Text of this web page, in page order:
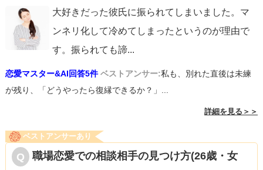
大好きだった彼氏に振られてしまいました。マ
ンネリ化して冷めてしまったというのが理由で
す。振られても諦...
恋愛マスター&AI回答5件 ベストアンサー:私も、別れた直後は未練
が残り、「どうやったら復縁できるか？」...
詳細を見る＞＞
ベストアンサーあり
職場恋愛での相談相手の見つけ方(26歳・女